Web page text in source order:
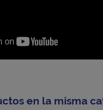
en la misma